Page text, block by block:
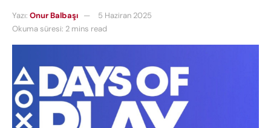
Yazı: Onur Balbaşı
5 Haziran 2025
Okuma süresi: 2 mins read